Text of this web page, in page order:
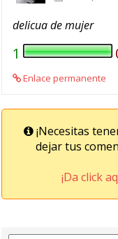
delicua de mujer
1
Enlace permanente
¡Necesitas
dejar tus
¡Da click